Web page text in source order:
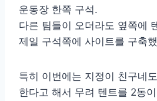
운동장 한쪽 구석.
다른 팀들이 오더라도 옆쪽에
제일 구석쪽에 사이트를 구축
특히 이번에는 지정이 친구네
한다고 해서 무려 텐트를 2동